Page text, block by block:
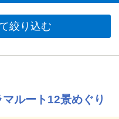
絞り込む
ルート12景めぐり